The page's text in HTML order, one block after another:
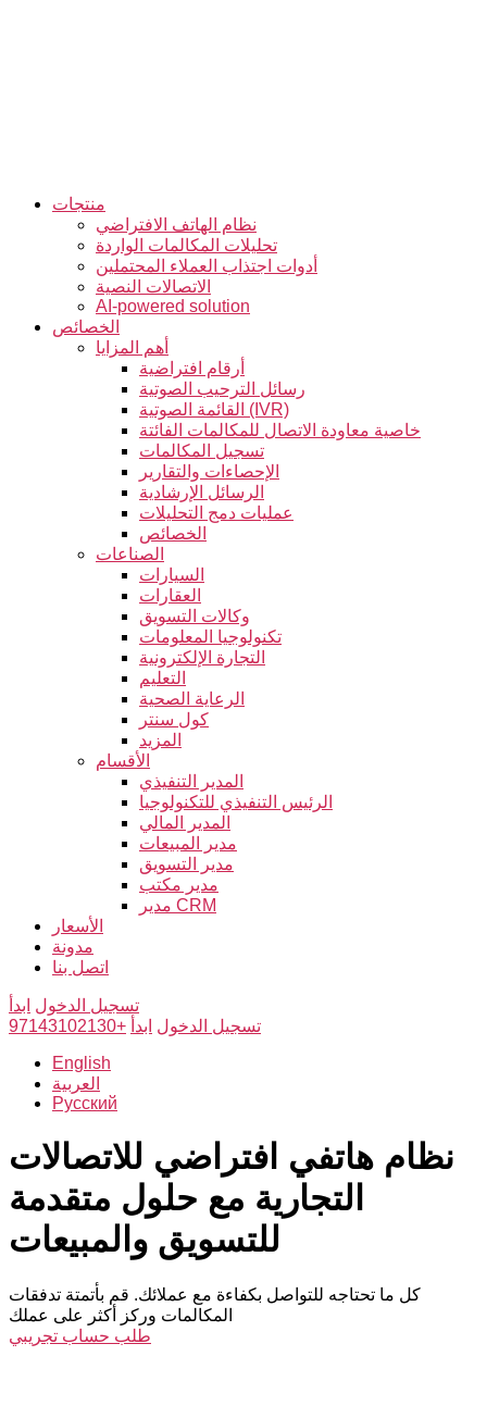
منتجات
نظام الهاتف الافتراضي
تحليلات المكالمات الواردة
أدوات اجتذاب العملاء المحتملين
الاتصالات النصية
AI-powered solution
الخصائص
أهم المزايا
أرقام افتراضية
رسائل الترحيب الصوتية
القائمة الصوتية (IVR)
خاصية معاودة الاتصال للمكالمات الفائتة
تسجيل المكالمات
الإحصاءات والتقارير
الرسائل الإرشادية
عمليات دمج التحليلات
الخصائص
الصناعات
السيارات
العقارات
وكالات التسويق
تكنولوجيا المعلومات
التجارة الإلكترونية
التعليم
الرعاية الصحية
كول سنتر
المزيد
الأقسام
المدير التنفيذي
الرئيس التنفيذي للتكنولوجيا
المدير المالي
مدير المبيعات
مدير التسويق
مدير مكتب
مدير CRM
الأسعار
مدونة
اتصل بنا
تسجيل الدخول ابدأ
تسجيل الدخول ابدأ +97143102130
English
العربية
Русский
نظام هاتفي افتراضي للاتصالات
التجارية مع حلول متقدمة
للتسويق والمبيعات
كل ما تحتاجه للتواصل بكفاءة مع عملائك. قم بأتمتة تدفقات
المكالمات وركز أكثر على عملك
طلب حساب تجريبي